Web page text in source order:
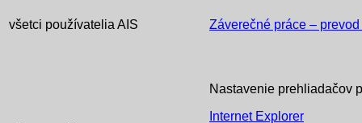
všetci používatelia AIS Záverečné práce –
Nastavenie prehliadačov
Internet Explorer